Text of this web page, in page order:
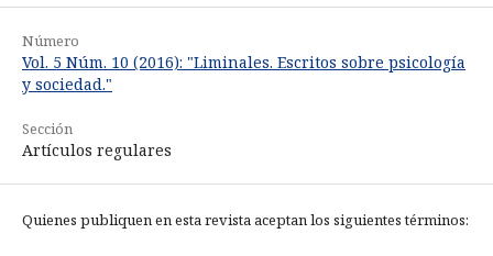
Número
Vol. 5 Núm. 10 (2016): "Liminales. Escritos sobre psicología
y sociedad."
Sección
Artículos regulares
Quienes publiquen en esta revista aceptan los siguientes términos: